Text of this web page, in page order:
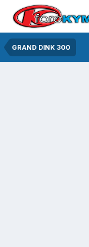
GRAND DINK 300